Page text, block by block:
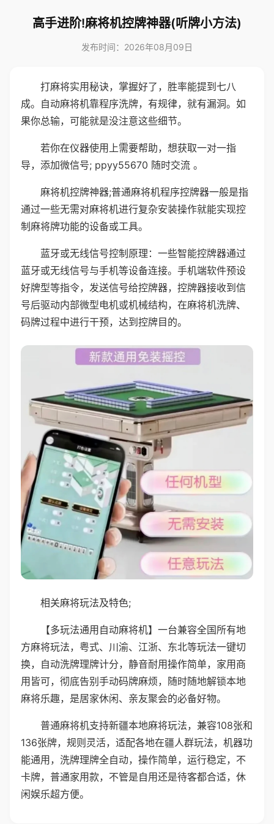
高手进阶!麻将机控牌神器(听牌小方法)
发布时间：2026年08月09日
打麻将实用秘诀，掌握好了，胜率能提到七八
成。自动麻将机靠程序洗牌，有规律，就有漏洞。如
果你总输，可能就是没注意这些细节。
若你在仪器使用上需要帮助，想获取一对一指
导，添加微信号; ppyy55670 随时交流 。
麻将机控牌神器;普通麻将机程序控牌器一般是指
通过一些无需对麻将机进行复杂安装操作就能实现控
制麻将牌功能的设备或工具。
蓝牙或无线信号控制原理：一些智能控牌器通过
蓝牙或无线信号与手机等设备连接。手机端软件预设
好牌型等指令，发送信号给控牌器，控牌器接收到信
号后驱动内部微型电机或机械结构，在麻将机洗牌、
码牌过程中进行干预，达到控牌目的。
相关麻将玩法及特色;
【多玩法通用自动麻将机】一台兼容全国所有地
方麻将玩法，粤式、川渝、江浙、东北等玩法一键切
换，自动洗牌理牌计分，静音耐用操作简单，家用商
用皆可，彻底告别手动码牌麻烦，随时随地解锁本地
麻将乐趣，是居家休闲、亲友聚会的必备好物。
普通麻将机支持新疆本地麻将玩法，兼容108张和
136张牌，规则灵活，适配各地在疆人群玩法，机器功
能通用，洗牌理牌全自动，操作简单，运行稳定，不
卡牌，普通家用款，不管是自用还是待客都合适，休
闲娱乐超方便。